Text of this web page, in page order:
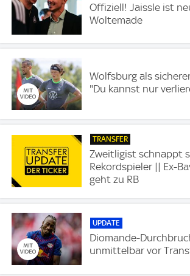
Offiziell! Jaissle ist
Woltemade
Wolfsburg als
"Du kannst nur
TRANSFER
Zweitligist schnappt
Rekordspieler || Ex-
geht zu RB
UPDATE
Diomande-
unmittelbar vor